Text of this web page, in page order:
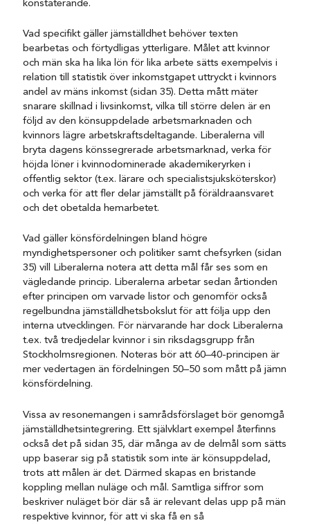
konstaterande.
Vad specifikt gäller jämställdhet behöver texten
bearbetas och förtydligas ytterligare. Målet att kvinnor
och män ska ha lika lön för lika arbete sätts exempelvis i
relation till statistik över inkomstgapet uttryckt i kvinnors
andel av mäns inkomst (sidan 35). Detta mått mäter
snarare skillnad i livsinkomst, vilka till större delen är en
följd av den könsuppdelade arbetsmarknaden och
kvinnors lägre arbetskraftsdeltagande. Liberalerna vill
bryta dagens könssegrerade arbetsmarknad, verka för
höjda löner i kvinnodominerade akademikeryrken i
offentlig sektor (t.ex. lärare och specialistsjuksköterskor)
och verka för att fler delar jämställt på föräldraansvaret
och det obetalda hemarbetet.
Vad gäller könsfördelningen bland högre
myndighetspersoner och politiker samt chefsyrken (sidan
35) vill Liberalerna notera att detta mål får ses som en
vägledande princip. Liberalerna arbetar sedan årtionden
efter principen om varvade listor och genomför också
regelbundna jämställdhetsbokslut för att följa upp den
interna utvecklingen. För närvarande har dock Liberalerna
t.ex. två tredjedelar kvinnor i sin riksdagsgrupp från
Stockholmsregionen. Noteras bör att 60–40-principen är
mer vedertagen än fördelningen 50–50 som mått på jämn
könsfördelning.
Vissa av resonemangen i samrådsförslaget bör genomgå
jämställdhetsintegrering. Ett självklart exempel återfinns
också det på sidan 35, där många av de delmål som sätts
upp baserar sig på statistik som inte är könsuppdelad,
trots att målen är det. Därmed skapas en bristande
koppling mellan nuläge och mål. Samtliga siffror som
beskriver nuläget bör där så är relevant delas upp på män
respektive kvinnor, för att vi ska få en så